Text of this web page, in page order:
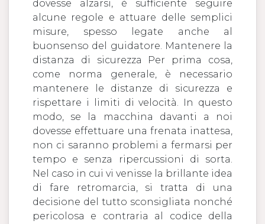
dovesse alzarsi, è sufficiente seguire
alcune regole e attuare delle semplici
misure, spesso legate anche al
buonsenso del guidatore. Mantenere la
distanza di sicurezza Per prima cosa,
come norma generale, è necessario
mantenere le distanze di sicurezza e
rispettare i limiti di velocità. In questo
modo, se la macchina davanti a noi
dovesse effettuare una frenata inattesa,
non ci saranno problemi a fermarsi per
tempo e senza ripercussioni di sorta.
Nel caso in cui vi venisse la brillante idea
di fare retromarcia, si tratta di una
decisione del tutto sconsigliata nonché
pericolosa e contraria al codice della